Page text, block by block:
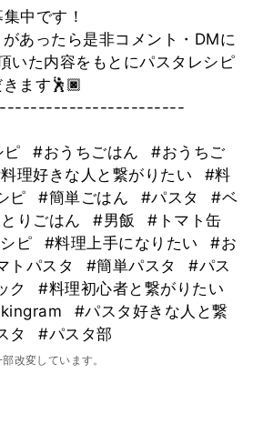
中です！
あったら是非コメント・DMに
いた内容をもとにパスタレシピ
ます🕺🏿
ピ #おうちごはん
#おうちご
理好きな人と繋がりたい
#料
ピ #簡単ごはん #パスタ
#ベ
りごはん #男飯
#トマト缶
ピ #料理上手になりたい
#お
トパスタ #簡単パスタ
#パス
ク
#料理初心者と繋がりたい
#パスタ好きな人と繋
タ #パスタ部
改変しています。